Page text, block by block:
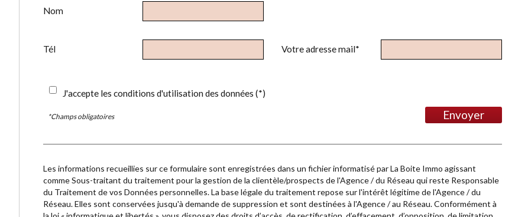
Nom
Tél Votre adresse mail*
J'accepte les conditions d'utilisation des données (*)
Envoyer
*Champs obligatoires
Les informations recueillies sur ce formulaire sont enregistrées dans un fichier informatisé par La Boite Immo agissant
comme Sous-traitant du traitement pour la gestion de la clientèle/prospects de l'Agence / du Réseau qui reste Responsable
du Traitement de vos Données personnelles. La base légale du traitement repose sur l'intérêt légitime de l'Agence / du
Réseau. Elles sont conservées jusqu'à demande de suppression et sont destinées à l'Agence / au Réseau. Conformément à